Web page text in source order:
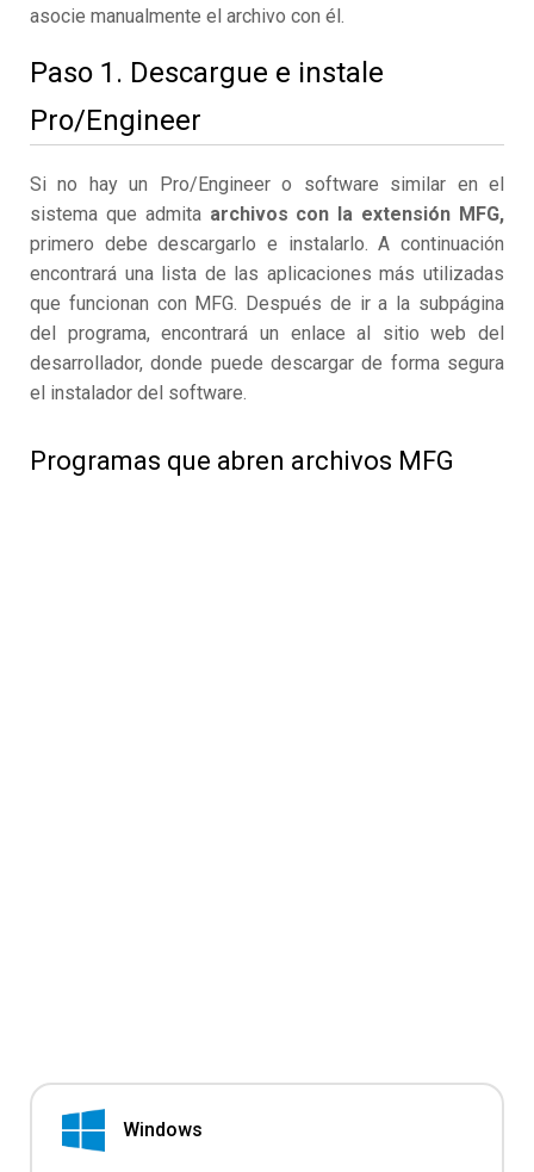
asocie manualmente el archivo con él.
Paso 1. Descargue e instale
Pro/Engineer
Si no hay un Pro/Engineer o software similar en el
sistema que admita archivos con la extensión MFG,
primero debe descargarlo e instalarlo. A continuación
encontrará una lista de las aplicaciones más utilizadas
que funcionan con MFG. Después de ir a la subpágina
del programa, encontrará un enlace al sitio web del
desarrollador, donde puede descargar de forma segura
el instalador del software.
Programas que abren archivos MFG
Windows